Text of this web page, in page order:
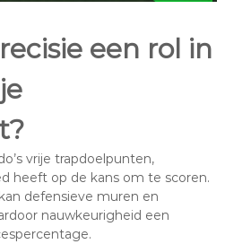
een rol in
vrije trapdoelpunten,
heeft op de kans om te scoren.
defensieve muren en
nauwkeurigheid een